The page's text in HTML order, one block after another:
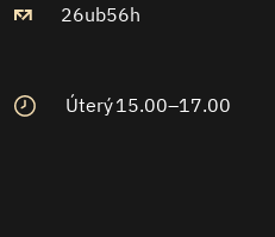
26ub56h
Úterý15.00–17.00